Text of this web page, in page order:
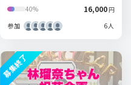
40% 16,000円
参加
6人
募集終了